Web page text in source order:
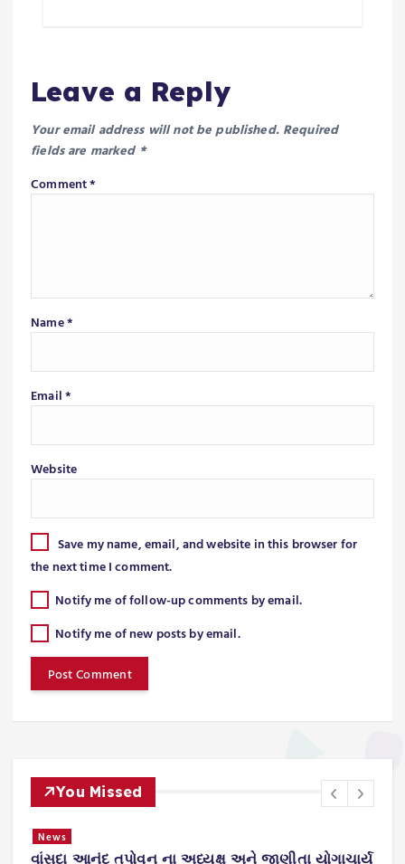
Leave a Reply
Your email address will not be published. Required
fields are marked *
Comment*
Name*
Email*
Website
Save my name, email, and website in this browser for
the next time I comment.
Notify me of follow-up comments by email.
Notify me of new posts by email.
You Missed
News
વાંસદા આનંદ તપોવન ના અધ્યક્ષ અને જાણીતા યોગાચાર્ય